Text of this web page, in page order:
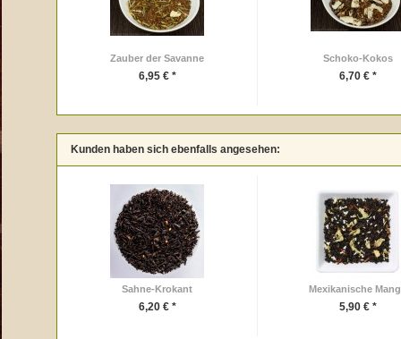
Zauber der Savanne
6,95 € *
Schoko-Kokos
6,70 € *
Kunden haben sich ebenfalls angesehen:
Sahne-Krokant
6,20 € *
Mexikanische
5,90 € *